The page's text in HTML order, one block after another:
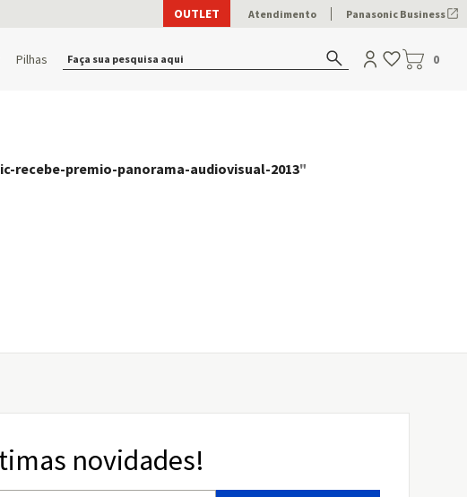
OUTLET Atendimento Panasonic Business
Pilhas Faça sua pesquisa aqui 0
recebe-premio-panorama-audiovisual-2013"
novidades!